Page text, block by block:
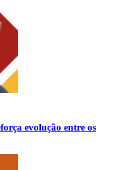
evolução entre os